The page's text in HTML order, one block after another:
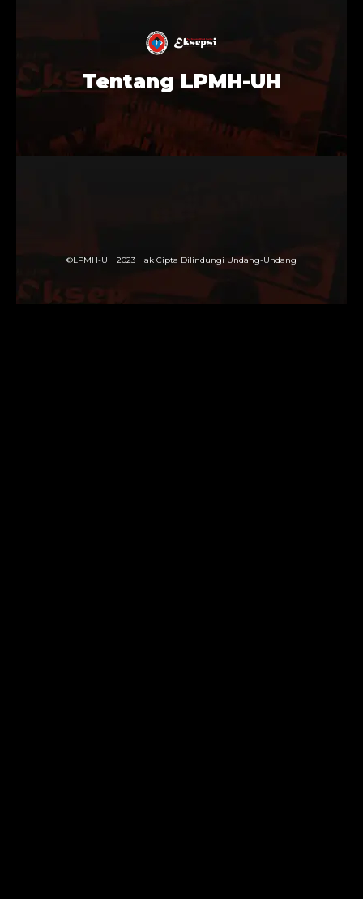
Tentang LPMH-UH
©LPMH-UH 2023 Hak Cipta Dilindungi Undang-Undang